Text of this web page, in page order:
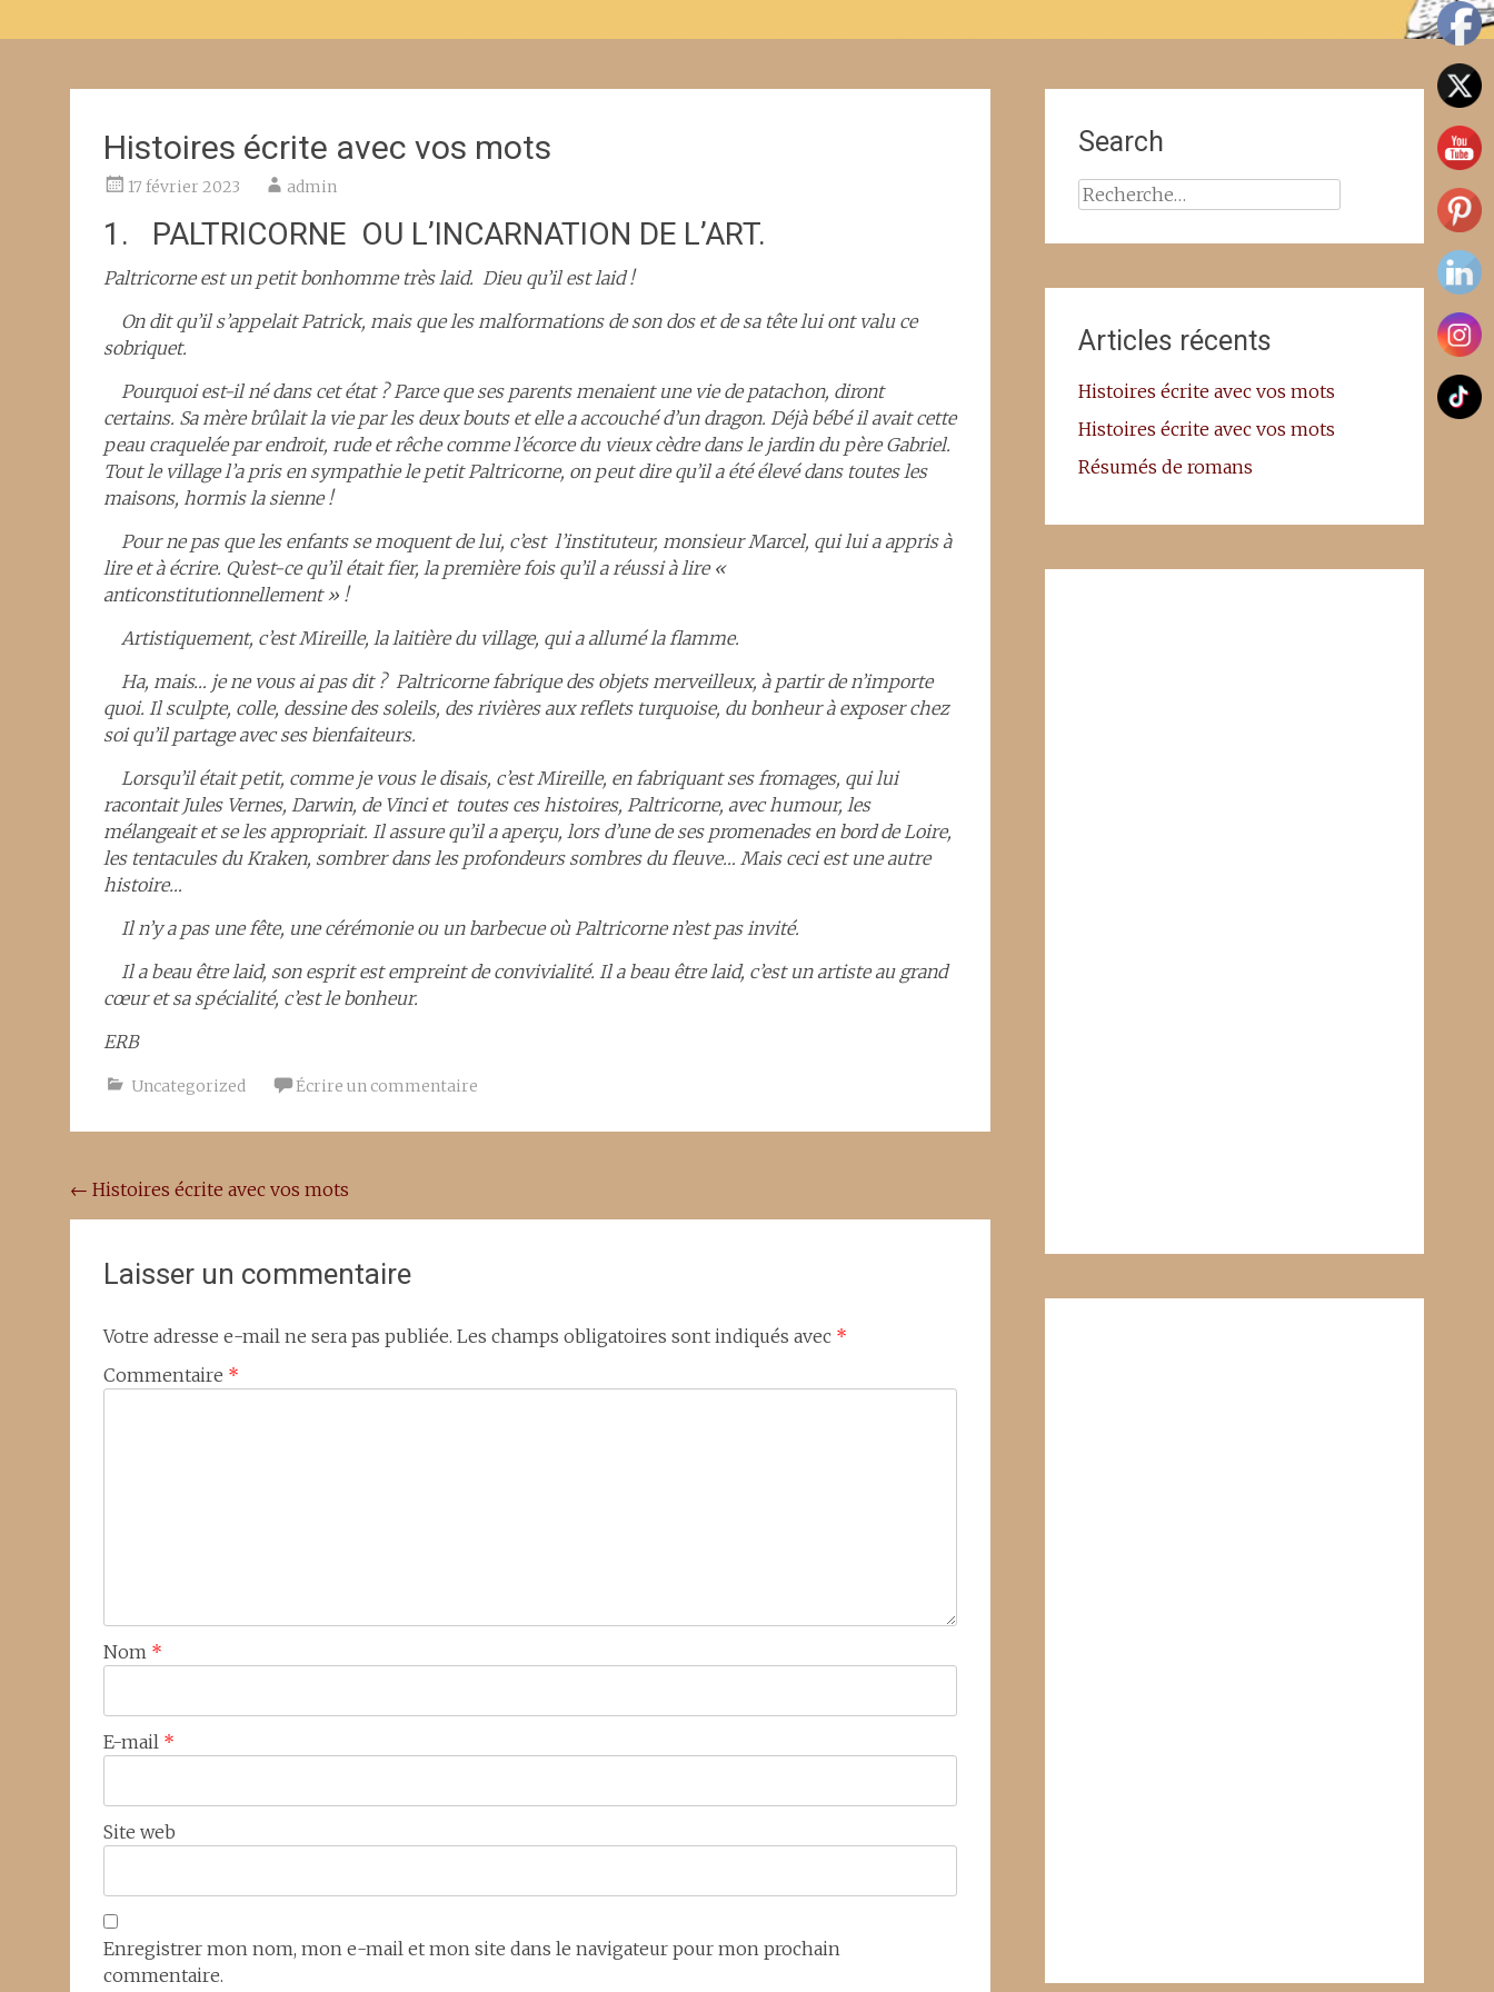
Histoires écrite avec vos mots
17 février 2023 admin
1. PALTRICORNE OU L’INCARNATION DE L’ART.
Paltricorne est un petit bonhomme très laid. Dieu qu’il est laid !
On dit qu’il s’appelait Patrick, mais que les malformations de son dos et de sa tête lui ont valu ce
sobriquet.
Pourquoi est-il né dans cet état ? Parce que ses parents menaient une vie de patachon, diront
certains. Sa mère brûlait la vie par les deux bouts et elle a accouché d’un dragon. Déjà bébé il avait cette
peau craquelée par endroit, rude et rêche comme l’écorce du vieux cèdre dans le jardin du père Gabriel.
Tout le village l’a pris en sympathie le petit Paltricorne, on peut dire qu’il a été élevé dans toutes les
maisons, hormis la sienne !
Pour ne pas que les enfants se moquent de lui, c’est l’instituteur, monsieur Marcel, qui lui a appris à
lire et à écrire. Qu’est-ce qu’il était fier, la première fois qu’il a réussi à lire «
anticonstitutionnellement » !
Artistiquement, c’est Mireille, la laitière du village, qui a allumé la flamme.
Ha, mais… je ne vous ai pas dit ? Paltricorne fabrique des objets merveilleux, à partir de n’importe
quoi. Il sculpte, colle, dessine des soleils, des rivières aux reflets turquoise, du bonheur à exposer chez
soi qu’il partage avec ses bienfaiteurs.
Lorsqu’il était petit, comme je vous le disais, c’est Mireille, en fabriquant ses fromages, qui lui
racontait Jules Vernes, Darwin, de Vinci et toutes ces histoires, Paltricorne, avec humour, les
mélangeait et se les appropriait. Il assure qu’il a aperçu, lors d’une de ses promenades en bord de Loire,
les tentacules du Kraken, sombrer dans les profondeurs sombres du fleuve… Mais ceci est une autre
histoire…
Il n’y a pas une fête, une cérémonie ou un barbecue où Paltricorne n’est pas invité.
Il a beau être laid, son esprit est empreint de convivialité. Il a beau être laid, c’est un artiste au grand
cœur et sa spécialité, c’est le bonheur.
ERB
Uncategorized Écrire un commentaire
Navigation
de
l'article
← Histoires écrite avec vos mots
Laisser un commentaire
Votre adresse e-mail ne sera pas publiée. Les champs obligatoires sont indiqués avec *
Commentaire *
Nom *
E-mail *
Site web
Enregistrer mon nom, mon e-mail et mon site dans le navigateur pour mon prochain
commentaire.
Search
Rechercher :
Articles récents
Histoires écrite avec vos mots
Histoires écrite avec vos mots
Résumés de romans